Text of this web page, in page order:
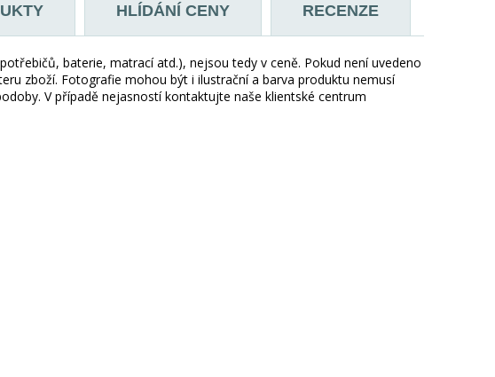
HLÍDÁNÍ CENY RECENZE
baterie, matrací atd.), nejsou tedy v ceně. Pokud není uvedeno
zboží. Fotografie mohou být i ilustrační a barva produktu nemusí
V případě nejasností kontaktujte naše klientské centrum